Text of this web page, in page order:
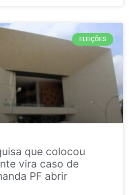
ELEIÇÕES
que colocou
vira caso de
PF abrir